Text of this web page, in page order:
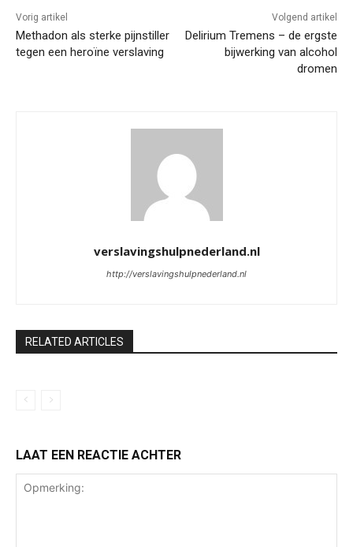
Vorig artikel
Methadon als sterke pijnstiller
tegen een heroïne verslaving
Volgend artikel
Delirium Tremens – de ergste
bijwerking van alcohol
dromen
verslavingshulpnederland.nl
http://verslavingshulpnederland.nl
RELATED ARTICLES
LAAT EEN REACTIE ACHTER